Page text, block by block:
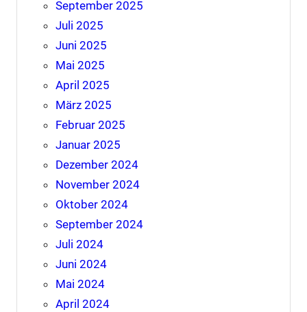
September 2025
Juli 2025
Juni 2025
Mai 2025
April 2025
März 2025
Februar 2025
Januar 2025
Dezember 2024
November 2024
Oktober 2024
September 2024
Juli 2024
Juni 2024
Mai 2024
April 2024